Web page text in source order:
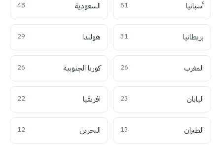
أسبانيا 51 السعودية 48
بريطانيا 31 هولندا 29
المغرب 26 كوريا الجنوبية 26
اليابان 23 افريقيا 22
الطيران 13 البحرين 12